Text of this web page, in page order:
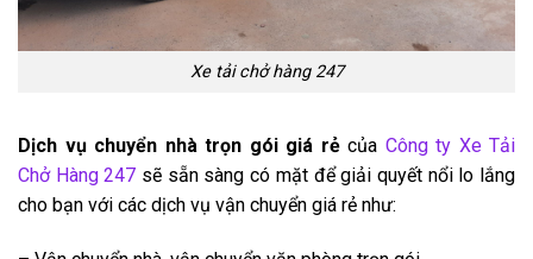
Xe tải chở hàng 247
Dịch vụ chuyển nhà trọn gói giá rẻcủa Công ty Xe Tải
Chở Hàng 247 sẽ sẵn sàng có mặt để giải quyết nổi lo lắng
cho bạn với các dịch vụ vận chuyển giá rẻ như: